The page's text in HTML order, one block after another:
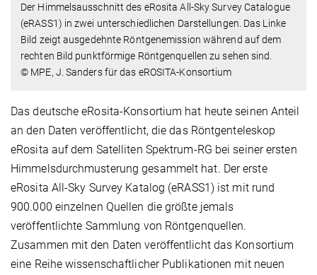
Der Himmelsausschnitt des eRosita All-Sky Survey Catalogue
(eRASS1) in zwei unterschiedlichen Darstellungen. Das Linke
Bild zeigt ausgedehnte Röntgenemission während auf dem
rechten Bild punktförmige Röntgenquellen zu sehen sind.
© MPE, J. Sanders für das eROSITA-Konsortium
Das deutsche eRosita-Konsortium hat heute seinen Anteil
an den Daten veröffentlicht, die das Röntgenteleskop
eRosita auf dem Satelliten Spektrum-RG bei seiner ersten
Himmelsdurchmusterung gesammelt hat. Der erste
eRosita All-Sky Survey Katalog (eRASS1) ist mit rund
900.000 einzelnen Quellen die größte jemals
veröffentlichte Sammlung von Röntgenquellen.
Zusammen mit den Daten veröffentlicht das Konsortium
eine Reihe wissenschaftlicher Publikationen mit neuen